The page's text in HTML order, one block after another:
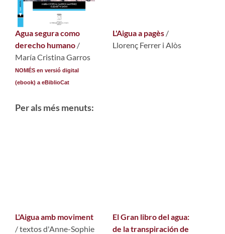
Agua segura como
derecho humano /
María Cristina Garros
NOMÉS en versió digital
(ebook) a eBiblioCat
L'Aigua a pagès /
Llorenç Ferrer i Alòs
Per als més menuts:
L'Aigua amb moviment
/ textos d'Anne-Sophie
El Gran libro del agua:
de la transpiración de